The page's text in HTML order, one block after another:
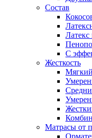
Состав
Латекс
С
Жесткость
Мягкий
Матрасы от